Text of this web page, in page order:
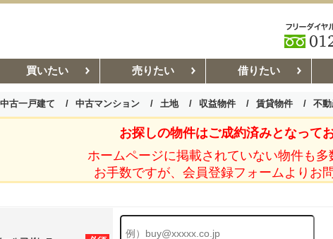
買いたい 売りたい 借りたい
中古一戸建て 中古マンション 土地 収益物件 賃貸物件 不
お部屋探しコラム 賃貸管理コ
お探しの物件はご成約済みとなってお
ホームページに掲載されていない物件も多
お手数ですが、会員登録フォームよりお